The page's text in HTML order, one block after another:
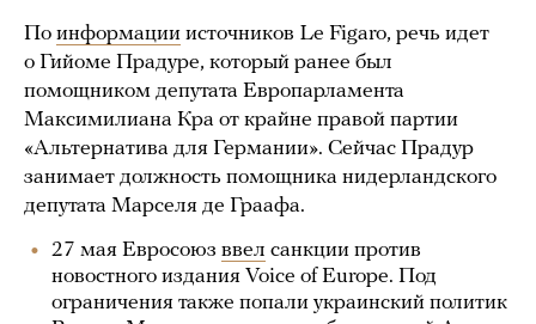
По информации источников Le Figaro, речь идет
о Гийоме Прадуре, который ранее был
помощником депутата Европарламента
Максимилиана Кра от крайне правой партии
«Альтернатива для Германии». Сейчас Прадур
занимает должность помощника нидерландского
депутата Марселя де Граафа.
27 мая Евросоюз ввел санкции против
новостного издания Voice of Europe. Под
ограничения также попали украинский политик